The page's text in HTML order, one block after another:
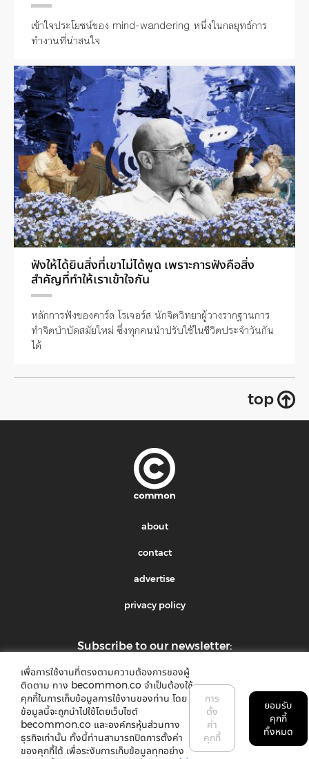
เข้าใจประโยชน์ของ mind-wandering หนึ่งในกลยุทธ์การ
ทำงานที่น่าสนใจ
ฟังให้ได้ยินสิ่งที่เขาไม่ได้พูด เพราะการฟังคือสิ่ง
สำคัญที่ทำให้เราเข้าใจกัน
หลักการฟังของคาร์ล โรเจอร์ส นักจิตวิทยาผู้วางรากฐานการ
ทำจิตบำบัดสมัยใหม่ ซึ่งทุกคนนำปรับใช้ในชีวิตประจำวันกัน
ได้
top
about
contact
advertise
privacy policy
Subscribe to our newsletter:
submit
©2018 common. All rights reserved
เพื่อการใช้งานที่ตรงตามความต้องการของผู้
ติดตาม ทาง becommon.co จำเป็นต้องใช้
คุกกี้ในการเก็บข้อมูลการใช้งานของท่าน โดย
ข้อมูลนี้จะถูกนำไปใช้โดยเว็บไซต์
becommon.co และองค์กรหุ้นส่วนทาง
ธุรกิจเท่านั้น ทั้งนี้ท่านสามารถปิดการตั้งค่า
ของคุกกี้ได้ เพื่อระงับการเก็บข้อมูลทุกอย่าง
การ
ตั้ง
ค่า
คุกกี้
ยอมรับ
คุกกี้
ทั้งหมด